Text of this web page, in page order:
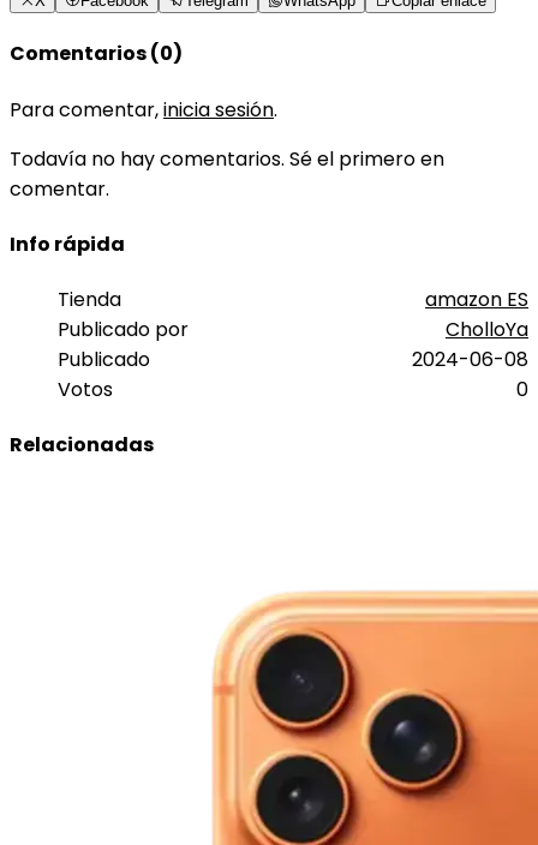
Comentarios (0)
Para comentar,inicia sesión.
Todavía no hay comentarios. Sé el primero en
comentar.
Info rápida
Tienda
amazon ES
Publicado por
CholloYa
Publicado
2024-06-08
Votos
0
Relacionadas